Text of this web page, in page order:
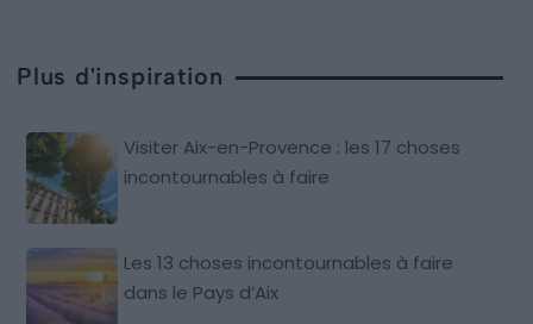
Plus d'inspiration
Visiter Aix-en-Provence : les 17 choses
incontournables à faire
Les 13 choses incontournables à faire
dans le Pays d’Aix